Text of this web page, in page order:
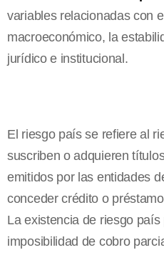
variables relacionadas con
macroeconómico, la
jurídico e institucional.
El riesgo país se refiere al
suscriben o adquieren
emitidos por las entidades
conceder crédito o
La existencia de riesgo
imposibilidad de cobro